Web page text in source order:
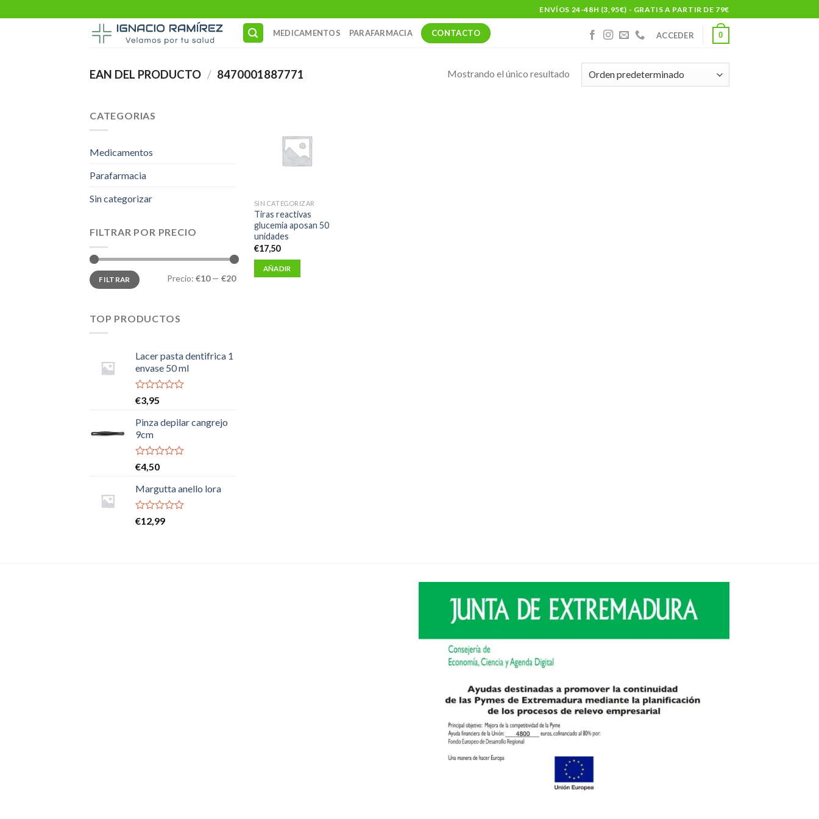
to
ENVÍOS 24-48H (3,95€) - GRATIS A PARTIR DE 79€
MEDICAMENTOS PARAFARMACIA CONTACTO ACCEDER 0
EAN DEL PRODUCTO / 8470001887771 Mostrando el único resultado
CATEGORIAS
Medicamentos
Parafarmacia
Sin categorizar
FILTRAR POR PRECIO
Precio
mínimo
Precio
máximo
FILTRAR Precio: €10— €20
TOP PRODUCTOS
Lacer pasta dentifrica 1
envase 50 ml
Valorado
con
0
de
5
€3,95
Pinza depilar cangrejo
9cm
Valorado
con
0
de
5
€4,50
Margutta anello lora
Valorado
€12,99
SIN CATEGORIZAR
Tiras reactivas
glucemia aposan 50
unidades
€17,50
AÑADIR